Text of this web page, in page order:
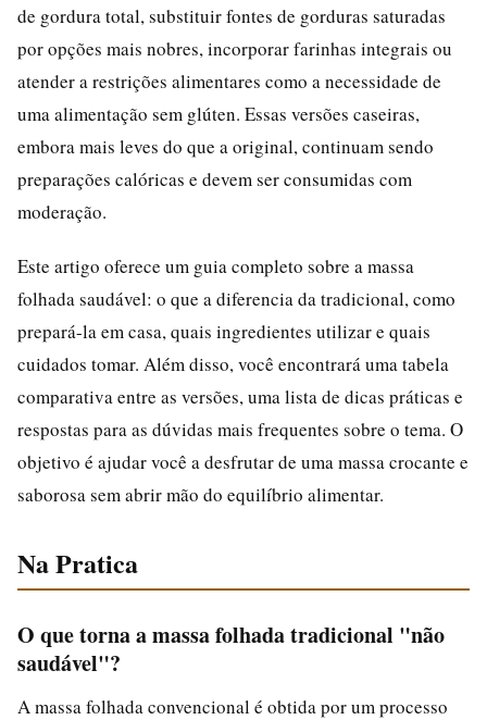
de gordura total, substituir fontes de gorduras saturadas
por opções mais nobres, incorporar farinhas integrais ou
atender a restrições alimentares como a necessidade de
uma alimentação sem glúten. Essas versões caseiras,
embora mais leves do que a original, continuam sendo
preparações calóricas e devem ser consumidas com
moderação.
Este artigo oferece um guia completo sobre a massa
folhada saudável: o que a diferencia da tradicional, como
prepará-la em casa, quais ingredientes utilizar e quais
cuidados tomar. Além disso, você encontrará uma tabela
comparativa entre as versões, uma lista de dicas práticas e
respostas para as dúvidas mais frequentes sobre o tema. O
objetivo é ajudar você a desfrutar de uma massa crocante e
saborosa sem abrir mão do equilíbrio alimentar.
Na Pratica
O que torna a massa folhada tradicional "não
saudável"?
A massa folhada convencional é obtida por um processo